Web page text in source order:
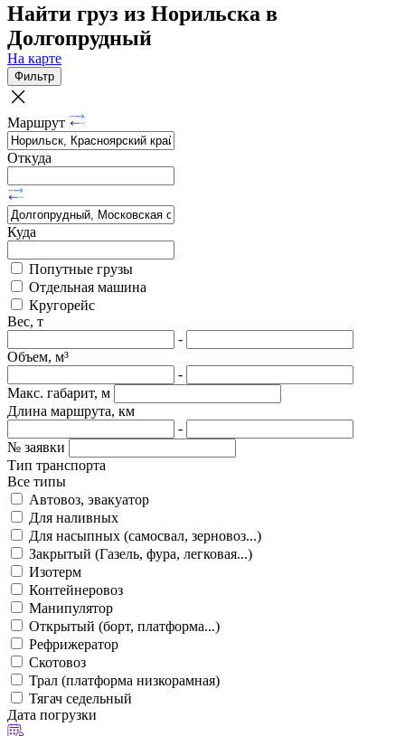
Найти груз из Норильска в
Долгопрудный
На карте
Фильтр
Маршрут
Откуда
Куда
Попутные грузы
Отдельная машина
Кругорейс
Вес, т
-
Объем, м³
-
Макс. габарит, м
Длина маршрута, км
-
№ заявки
Тип транспорта
Все типы
Автовоз, эвакуатор
Для наливных
Для насыпных (самосвал, зерновоз...)
Закрытый (Газель, фура, легковая...)
Изотерм
Контейнеровоз
Манипулятор
Открытый (борт, платформа...)
Рефрижератор
Скотовоз
Трал (платформа низкорамная)
Тягач седельный
Дата погрузки